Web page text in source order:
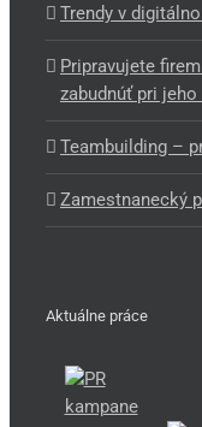
Trendy v
Pripravujete
zabudnúť pri jeho
Teambuilding –
Zamestnanecký
Aktuálne práce